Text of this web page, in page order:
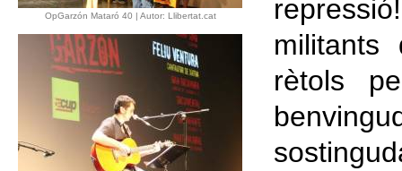
OpGarzón Mataró 40 | Autor: Llibertat.cat
rètols